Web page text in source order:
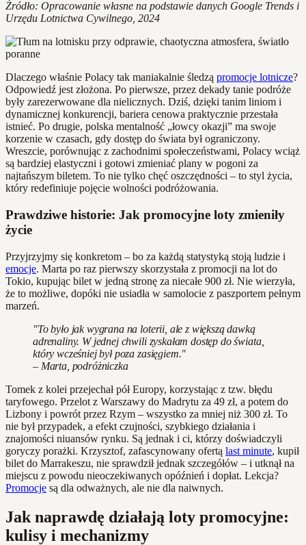
Źródło: Opracowanie własne na podstawie danych Google Trends i
Urzędu Lotnictwa Cywilnego, 2024
Dlaczego właśnie Polacy tak maniakalnie śledzą promocje lotnicze?
Odpowiedź jest złożona. Po pierwsze, przez dekady tanie podróże
były zarezerwowane dla nielicznych. Dziś, dzięki tanim liniom i
dynamicznej konkurencji, bariera cenowa praktycznie przestała
istnieć. Po drugie, polska mentalność „łowcy okazji” ma swoje
korzenie w czasach, gdy dostęp do świata był ograniczony.
Wreszcie, porównując z zachodnimi społeczeństwami, Polacy wciąż
są bardziej elastyczni i gotowi zmieniać plany w pogoni za
najtańszym biletem. To nie tylko chęć oszczędności – to styl życia,
który redefiniuje pojęcie wolności podróżowania.
Prawdziwe historie: Jak promocyjne loty zmieniły
życie
Przyjrzyjmy się konkretom – bo za każdą statystyką stoją ludzie i
emocje. Marta po raz pierwszy skorzystała z promocji na lot do
Tokio, kupując bilet w jedną stronę za niecałe 900 zł. Nie wierzyła,
że to możliwe, dopóki nie usiadła w samolocie z paszportem pełnym
marzeń.
"To było jak wygrana na loterii, ale z większą dawką
adrenaliny. W jednej chwili zyskałam dostęp do świata,
który wcześniej był poza zasięgiem."
– Marta, podróżniczka
Tomek z kolei przejechał pół Europy, korzystając z tzw. błędu
taryfowego. Przelot z Warszawy do Madrytu za 49 zł, a potem do
Lizbony i powrót przez Rzym – wszystko za mniej niż 300 zł. To
nie był przypadek, a efekt czujności, szybkiego działania i
znajomości niuansów rynku. Są jednak i ci, którzy doświadczyli
goryczy porażki. Krzysztof, zafascynowany ofertą last minute, kupił
bilet do Marrakeszu, nie sprawdził jednak szczegółów – i utknął na
miejscu z powodu nieoczekiwanych opóźnień i dopłat. Lekcja?
Promocje są dla odważnych, ale nie dla naiwnych.
Jak naprawdę działają loty promocyjne:
kulisy i mechanizmy